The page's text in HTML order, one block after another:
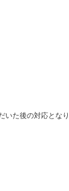
いた後の対応となり